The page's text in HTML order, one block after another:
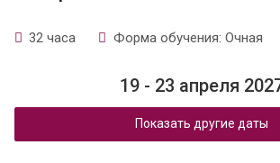
32 часа Форма обучения: Очная
19 - 23 апреля
Показать другие даты